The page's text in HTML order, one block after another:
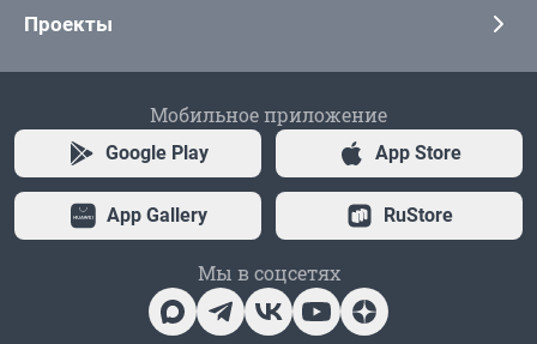
Проекты
Мобильное приложение
Google Play App Store
App Gallery RuStore
Мы в соцсетях